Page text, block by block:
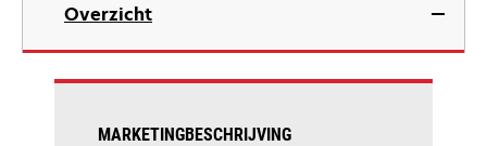
Overzicht
MARKETINGBESCHRIJVING